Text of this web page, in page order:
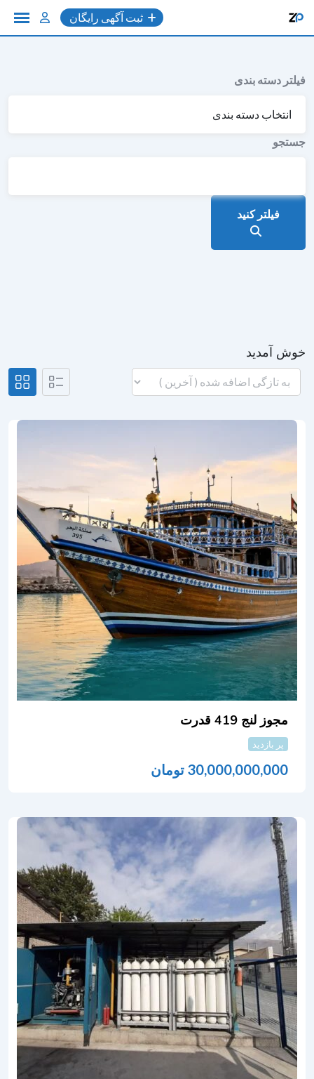
محتوا
ثبت آگهی رایگان
فیلتر دسته بندی
جستجو
فیلتر کنید
خوش آمدید
مجوز لنج 419 قدرت
پر بازدید
30,000,000,000 تومان